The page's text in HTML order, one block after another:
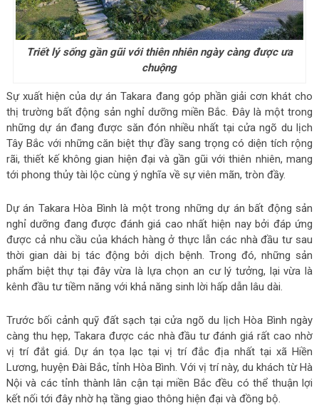
Triết lý sống gần gũi với thiên nhiên ngày càng được ưa
chuộng
Sự xuất hiện của dự án Takara đang góp phần giải cơn khát cho
thị trường bất động sản nghỉ dưỡng miền Bắc. Đây là một trong
những dự án đang được săn đón nhiều nhất tại cửa ngõ du lịch
Tây Bắc với những căn biệt thự đầy sang trọng có diện tích rộng
rãi, thiết kế không gian hiện đại và gần gũi với thiên nhiên, mang
tới phong thủy tài lộc cùng ý nghĩa về sự viên mãn, tròn đầy.
Dự án Takara Hòa Bình là một trong những dự án bất động sản
nghỉ dưỡng đang được đánh giá cao nhất hiện nay bởi đáp ứng
được cả nhu cầu của khách hàng ở thực lẫn các nhà đầu tư sau
thời gian dài bị tác động bởi dịch bệnh. Trong đó, những sản
phẩm biệt thự tại đây vừa là lựa chọn an cư lý tưởng, lại vừa là
kênh đầu tư tiềm năng với khả năng sinh lời hấp dẫn lâu dài.
Trước bối cảnh quỹ đất sạch tại cửa ngõ du lịch Hòa Bình ngày
càng thu hẹp, Takara được các nhà đầu tư đánh giá rất cao nhờ
vị trí đắt giá. Dự án tọa lạc tại vị trí đắc địa nhất tại xã Hiền
Lương, huyện Đài Bắc, tỉnh Hòa Bình. Với vị trí này, du khách từ Hà
Nội và các tỉnh thành lân cận tại miền Bắc đều có thể thuận lợi
kết nối tới đây nhờ hạ tầng giao thông hiện đại và đồng bộ.